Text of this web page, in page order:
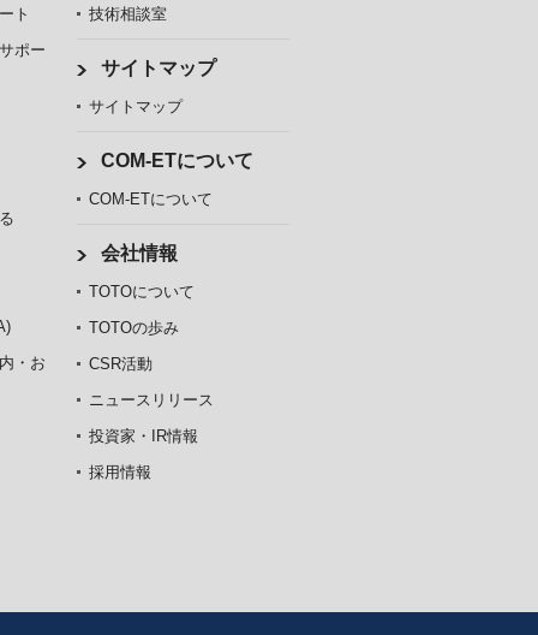
ト
ポー
・お
技術相談室
サイトマップ
サイトマップ
COM-ETについて
COM-ETについて
会社情報
TOTOについて
TOTOの歩み
CSR活動
ニュースリリース
投資家・IR情報
採用情報